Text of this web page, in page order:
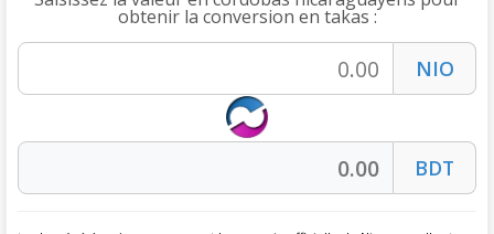
obtenir la conversion en takas :